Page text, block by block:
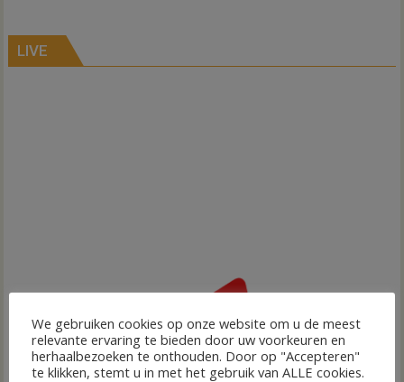
LIVE
We gebruiken cookies op onze website om u de meest
relevante ervaring te bieden door uw voorkeuren en
herhaalbezoeken te onthouden. Door op "Accepteren"
te klikken, stemt u in met het gebruik van ALLE cookies.